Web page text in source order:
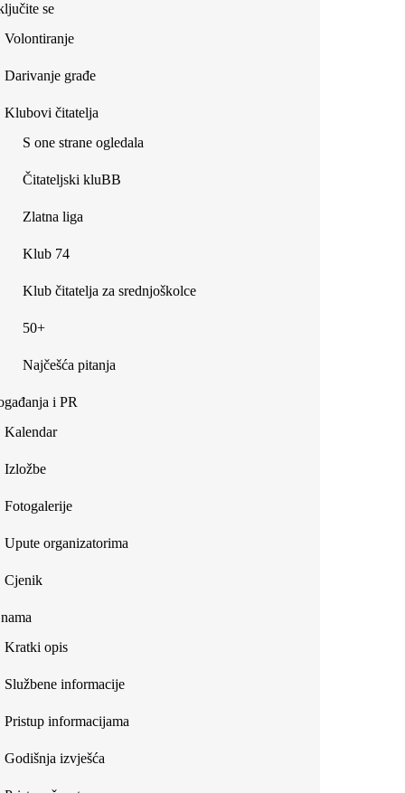
se
Volontiranje
Darivanje građe
Klubovi čitatelja
S one strane ogledala
Čitateljski kluBB
Zlatna liga
Klub 74
Klub čitatelja za srednjoškolce
50+
Najčešća pitanja
i PR
Kalendar
Izložbe
Fotogalerije
Upute organizatorima
Cjenik
Kratki opis
Službene informacije
Pristup informacijama
Godišnja izvješća